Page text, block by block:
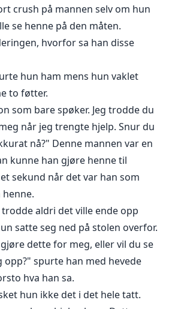
crush på mannen selv om hun
se henne på den måten.
hvorfor sa han disse
hun ham mens hun vaklet
to føtter.
som bare spøker. Jeg trodde du
når jeg trengte hjelp. Snur du
nå?" Denne mannen var en
kunne han gjøre henne til
sekund når det var han som
trodde aldri det ville ende opp
satte seg ned på stolen overfor.
dette for meg, eller vil du se
opp?" spurte han med hevede
hva han sa.
hun ikke det i det hele tatt.